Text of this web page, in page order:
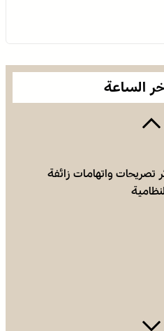
الساعة
تصريحات واتهامات زائفة